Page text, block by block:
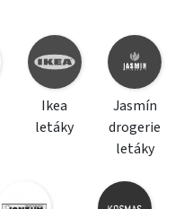
Ikea
letáky
Jasmín
drogerie
letáky